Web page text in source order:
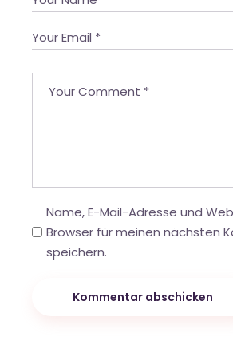
Name, E-Mail-Adresse und
Browser für meinen nächsten
speichern.
Kommentar abschicken